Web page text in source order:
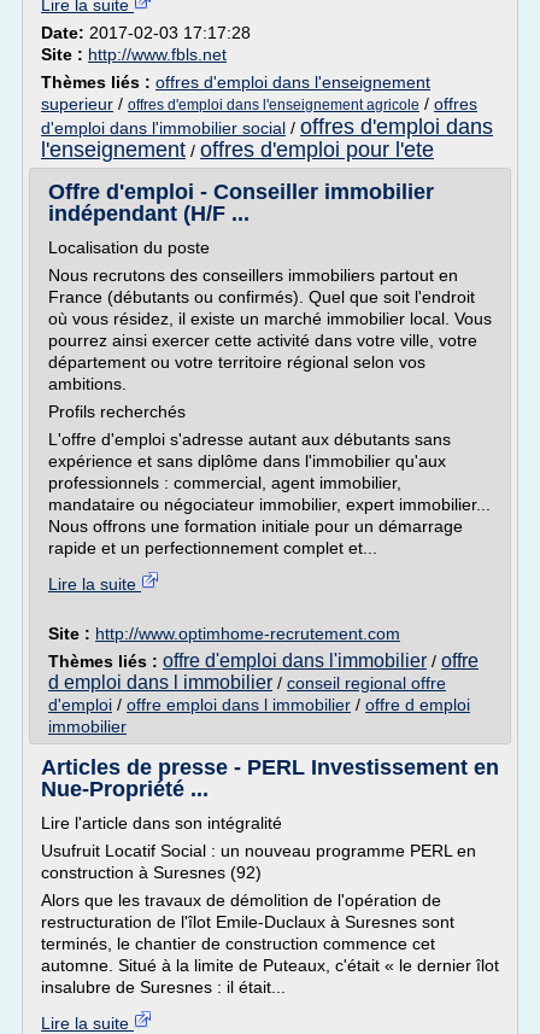
Lire la suite
Date: 2017-02-03 17:17:28
Site : http://www.fbls.net
Thèmes liés : offres d'emploi dans l'enseignement
superieur / offres d'emploi dans l'enseignement agricole / offres
d'emploi dans l'immobilier social / offres d'emploi dans
l'enseignement / offres d'emploi pour l'ete
Offre d'emploi - Conseiller immobilier
indépendant (H/F ...
Localisation du poste
Nous recrutons des conseillers immobiliers partout en
France (débutants ou confirmés). Quel que soit l'endroit
où vous résidez, il existe un marché immobilier local. Vous
pourrez ainsi exercer cette activité dans votre ville, votre
département ou votre territoire régional selon vos
ambitions.
Profils recherchés
L'offre d'emploi s'adresse autant aux débutants sans
expérience et sans diplôme dans l'immobilier qu'aux
professionnels : commercial, agent immobilier,
mandataire ou négociateur immobilier, expert immobilier...
Nous offrons une formation initiale pour un démarrage
rapide et un perfectionnement complet et...
Lire la suite
Site : http://www.optimhome-recrutement.com
Thèmes liés : offre d'emploi dans l'immobilier / offre
d emploi dans l immobilier / conseil regional offre
d'emploi / offre emploi dans l immobilier / offre d emploi
immobilier
Articles de presse - PERL Investissement en
Nue-Propriété ...
Lire l'article dans son intégralité
Usufruit Locatif Social : un nouveau programme PERL en
construction à Suresnes (92)
Alors que les travaux de démolition de l'opération de
restructuration de l'îlot Emile-Duclaux à Suresnes sont
terminés, le chantier de construction commence cet
automne. Situé à la limite de Puteaux, c'était « le dernier îlot
insalubre de Suresnes : il était...
Lire la suite